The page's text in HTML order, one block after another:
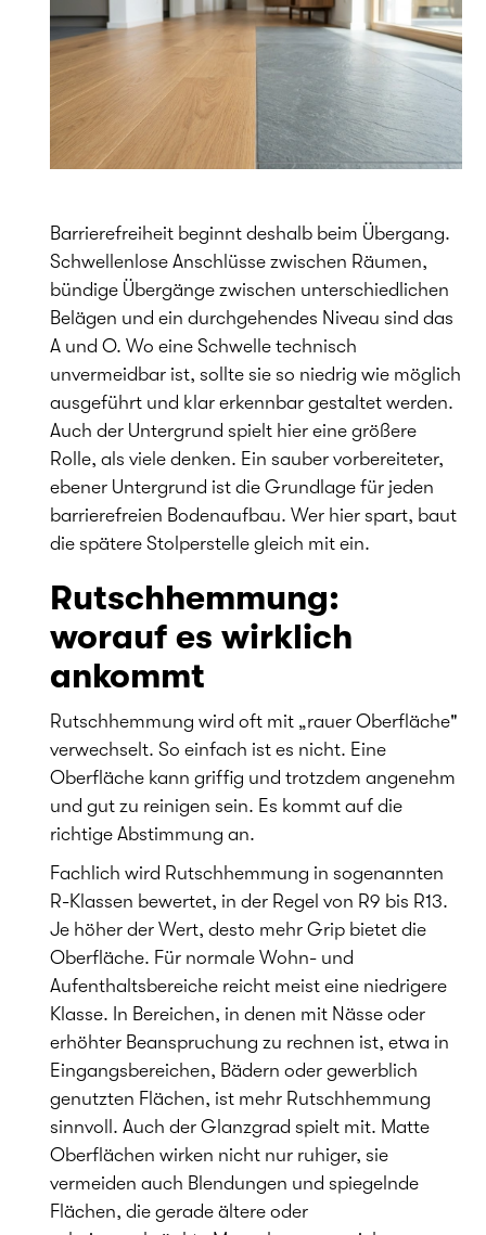
Barrierefreiheit beginnt deshalb beim Übergang.
Schwellenlose Anschlüsse zwischen Räumen,
bündige Übergänge zwischen unterschiedlichen
Belägen und ein durchgehendes Niveau sind das
A und O. Wo eine Schwelle technisch
unvermeidbar ist, sollte sie so niedrig wie möglich
ausgeführt und klar erkennbar gestaltet werden.
Auch der Untergrund spielt hier eine größere
Rolle, als viele denken. Ein sauber vorbereiteter,
ebener Untergrund ist die Grundlage für jeden
barrierefreien Bodenaufbau. Wer hier spart, baut
die spätere Stolperstelle gleich mit ein.
Rutschhemmung:
worauf es wirklich
ankommt
Rutschhemmung wird oft mit „rauer Oberfläche"
verwechselt. So einfach ist es nicht. Eine
Oberfläche kann griffig und trotzdem angenehm
und gut zu reinigen sein. Es kommt auf die
richtige Abstimmung an.
Fachlich wird Rutschhemmung in sogenannten
R-Klassen bewertet, in der Regel von R9 bis R13.
Je höher der Wert, desto mehr Grip bietet die
Oberfläche. Für normale Wohn- und
Aufenthaltsbereiche reicht meist eine niedrigere
Klasse. In Bereichen, in denen mit Nässe oder
erhöhter Beanspruchung zu rechnen ist, etwa in
Eingangsbereichen, Bädern oder gewerblich
genutzten Flächen, ist mehr Rutschhemmung
sinnvoll. Auch der Glanzgrad spielt mit. Matte
Oberflächen wirken nicht nur ruhiger, sie
vermeiden auch Blendungen und spiegelnde
Flächen, die gerade ältere oder